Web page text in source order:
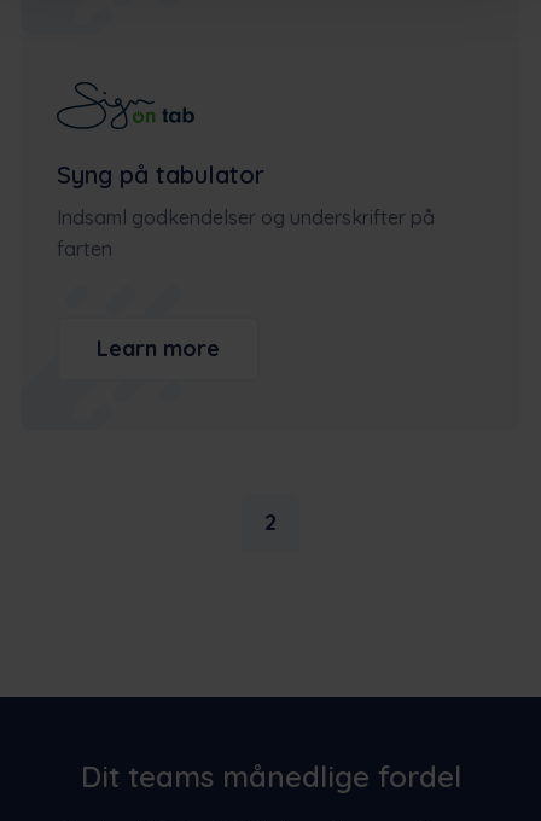
Syng på tabulator
Indsaml godkendelser og underskrifter på
farten
Learn more
2
Dit teams månedlige fordel